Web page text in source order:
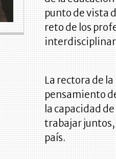
punto de vista
reto de los
La rectora de
pensamiento
la capacidad
trabajar juntos,
país.